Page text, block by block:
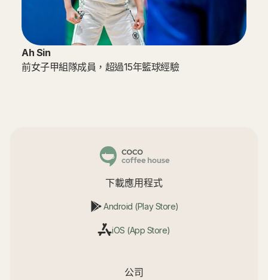
Ah Sin
前女子甲組隊成員，超過15年籃球經驗
下載應用程式
Android (Play Store)
iOS (App Store)
公司